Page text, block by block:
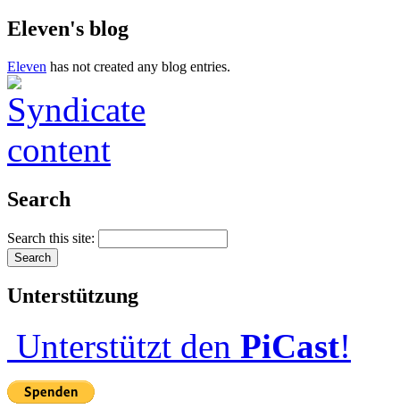
Eleven's blog
Eleven has not created any blog entries.
Search
Search this site:
Unterstützung
Unterstützt den PiCast!